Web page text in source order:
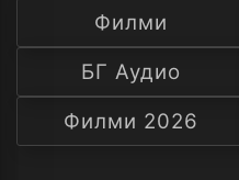
тема
Филми
БГ Аудио
Филми 2026